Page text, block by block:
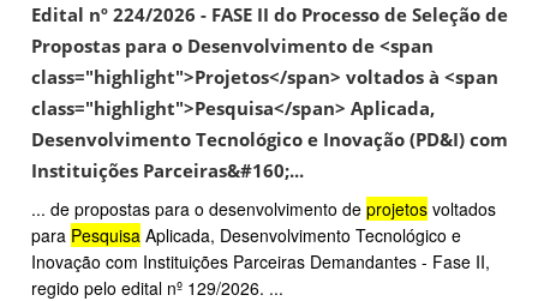
Edital nº 224/2026 - FASE II do Processo de Seleção de
Propostas para o Desenvolvimento de <span
class="highlight">Projetos</span> voltados à <span
class="highlight">Pesquisa</span> Aplicada,
Desenvolvimento Tecnológico e Inovação (PD&I) com
Instituições Parceiras&#160;...
... de propostas para o desenvolvimento de projetos voltados
para Pesquisa Aplicada, Desenvolvimento Tecnológico e
Inovação com Instituições Parceiras Demandantes - Fase II,
regido pelo edital nº 129/2026. ...